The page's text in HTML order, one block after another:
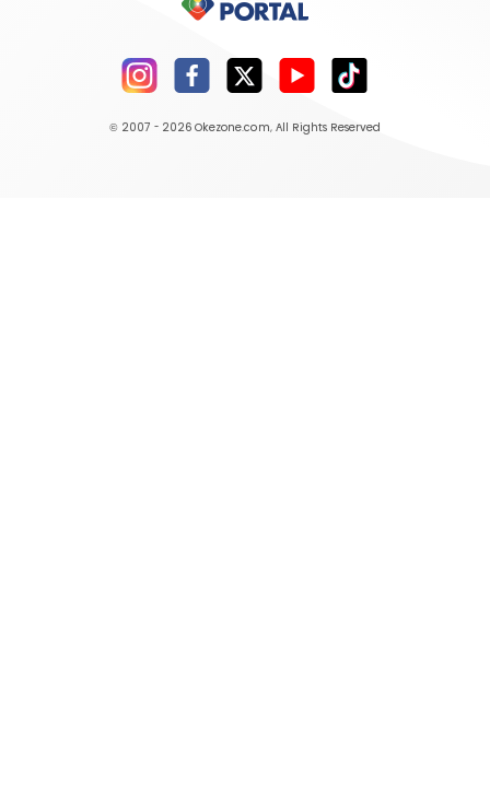
© 2007 - 2026 Okezone.com, All Rights Reserved